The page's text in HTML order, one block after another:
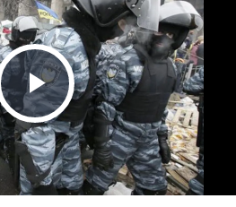
Play Video